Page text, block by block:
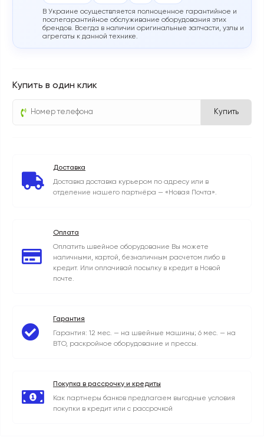
В Украине осуществляется полноценное гарантийное и
послегарантийное обслуживание оборудования этих
брендов. Всегда в наличии оригинальные запчасти, узлы и
агрегаты к данной технике.
Купить в один клик
Купить
Доставка
Доставка доставка курьером по адресу или в
отделение нашего партнёра — «Новая Почта».
Оплата
Оплатить швейное оборудование Вы можете
наличными, картой, безналичным расчетом либо в
кредит. Или оплачивай посылку в кредит в Новой
почте.
Гарантия
Гарантия: 12 мес. — на швейные машины; 6 мес. — на
ВТО, раскройное оборудование и прессы.
Покупка в рассрочку и кредиты
Как партнеры банков предлагаем выгодные условия
покупки в кредит или с рассрочкой